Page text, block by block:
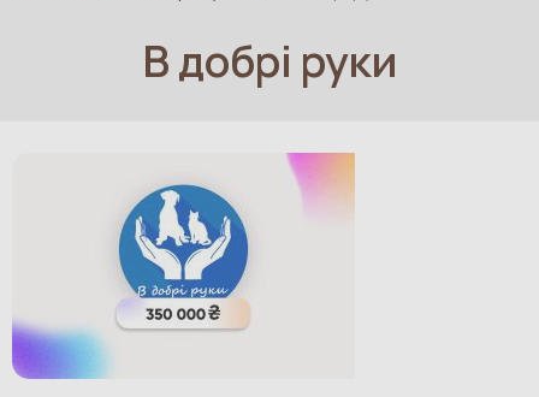
В добрі руки